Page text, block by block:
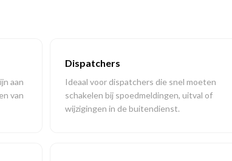
aan
van
Dispatchers
Ideaal voor dispatchers die snel moeten
schakelen bij spoedmeldingen, uitval of
wijzigingen in de buitendienst.